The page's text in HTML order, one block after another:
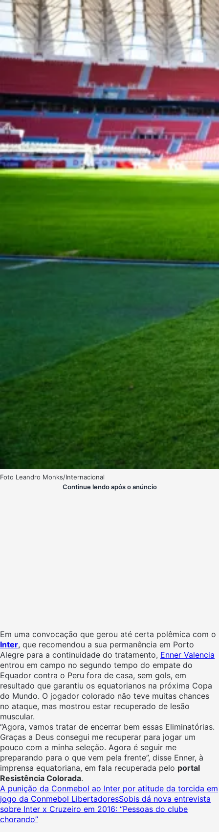
Foto Leandro Monks/Internacional
Continue lendo após o anúncio
Em uma convocação que gerou até certa polêmica com o
Inter, que recomendou a sua permanência em Porto
Alegre para a continuidade do tratamento, Enner Valencia
entrou em campo no segundo tempo do empate do
Equador contra o Peru fora de casa, sem gols, em
resultado que garantiu os equatorianos na próxima Copa
do Mundo. O jogador colorado não teve muitas chances
no ataque, mas mostrou estar recuperado de lesão
muscular.
“Agora, vamos tratar de encerrar bem essas Eliminatórias.
Graças a Deus consegui me recuperar para jogar um
pouco com a minha seleção. Agora é seguir me
preparando para o que vem pela frente”, disse Enner, à
imprensa equatoriana, em fala recuperada pelo portal
Resistência Colorada.
A punição da Conmebol ao Inter por atitude da torcida em
jogo da Conmebol LibertadoresSobis dá nova entrevista
sobre Inter x Cruzeiro em 2016: “Pessoas do clube
chorando”